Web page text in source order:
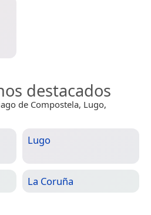
destacados
de Compostela, Lugo,
Lugo
La Coruña